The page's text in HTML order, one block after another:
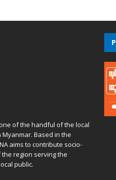
of the handful of the local
Based in the
aims to contribute socio-
region serving the
public.